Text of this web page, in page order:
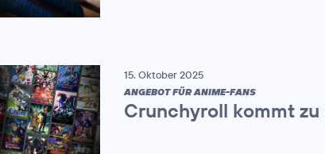
15. Oktober 2025
ANGEBOT FÜR ANIME-FANS
Crunchyroll kommt zu